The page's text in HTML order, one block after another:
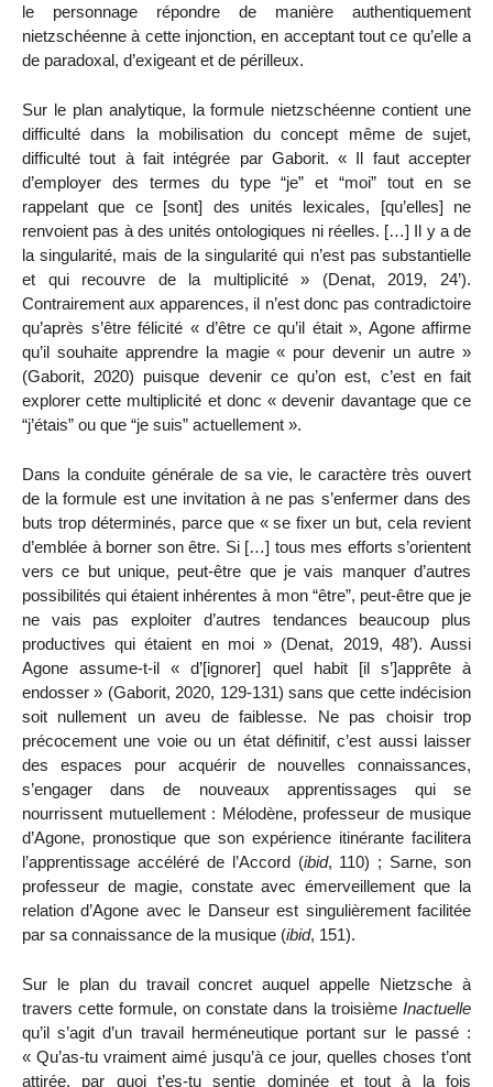
le personnage répondre de manière authentiquement
nietzschéenne à cette injonction, en acceptant tout ce qu’elle a
de paradoxal, d’exigeant et de périlleux.
Sur le plan analytique, la formule nietzschéenne contient une
difficulté dans la mobilisation du concept même de sujet,
difficulté tout à fait intégrée par Gaborit. « Il faut accepter
d’employer des termes du type “je” et “moi” tout en se
rappelant que ce [sont] des unités lexicales, [qu’elles] ne
renvoient pas à des unités ontologiques ni réelles. […] Il y a de
la singularité, mais de la singularité qui n’est pas substantielle
et qui recouvre de la multiplicité » (Denat, 2019, 24’).
Contrairement aux apparences, il n’est donc pas contradictoire
qu’après s’être félicité « d’être ce qu’il était », Agone affirme
qu’il souhaite apprendre la magie « pour devenir un autre »
(Gaborit, 2020) puisque devenir ce qu’on est, c’est en fait
explorer cette multiplicité et donc « devenir davantage que ce
“j’étais” ou que “je suis” actuellement ».
Dans la conduite générale de sa vie, le caractère très ouvert
de la formule est une invitation à ne pas s’enfermer dans des
buts trop déterminés, parce que « se fixer un but, cela revient
d’emblée à borner son être. Si […] tous mes efforts s’orientent
vers ce but unique, peut-être que je vais manquer d’autres
possibilités qui étaient inhérentes à mon “être”, peut-être que je
ne vais pas exploiter d’autres tendances beaucoup plus
productives qui étaient en moi » (Denat, 2019, 48’). Aussi
Agone assume-t-il « d’[ignorer] quel habit [il s’]apprête à
endosser » (Gaborit, 2020, 129-131) sans que cette indécision
soit nullement un aveu de faiblesse. Ne pas choisir trop
précocement une voie ou un état définitif, c’est aussi laisser
des espaces pour acquérir de nouvelles connaissances,
s’engager dans de nouveaux apprentissages qui se
nourrissent mutuellement : Mélodène, professeur de musique
d’Agone, pronostique que son expérience itinérante facilitera
l’apprentissage accéléré de l’Accord (ibid, 110) ; Sarne, son
professeur de magie, constate avec émerveillement que la
relation d’Agone avec le Danseur est singulièrement facilitée
par sa connaissance de la musique (ibid, 151).
Sur le plan du travail concret auquel appelle Nietzsche à
travers cette formule, on constate dans la troisième Inactuelle
qu’il s’agit d’un travail herméneutique portant sur le passé :
« Qu’as-tu vraiment aimé jusqu’à ce jour, quelles choses t’ont
attirée, par quoi t’es-tu sentie dominée et tout à la fois